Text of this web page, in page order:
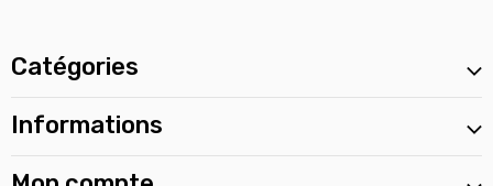
Catégories
Informations